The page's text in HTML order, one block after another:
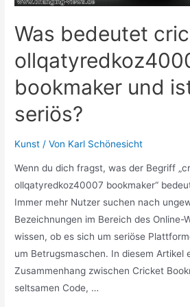
Was bedeutet
bookmaker und
seriös?
Kunst / Von Karl Schönesicht
Wenn du dich fragst, was der Begriff
ollqatyredkoz40007 bookmaker“
Immer mehr Nutzer suchen nach
Bezeichnungen im Bereich des Online-
wissen, ob es sich um seriöse
um Betrugsmaschen. In diesem Artikel
Zusammenhang zwischen Cricket
seltsamen Code, …